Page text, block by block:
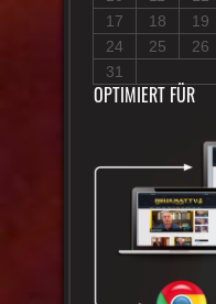
17
18 19
24
25 26
31
OPTIMIERT FÜR